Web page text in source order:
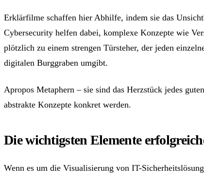
Erklärfilme schaffen hier Abhilfe, indem sie das
Cybersecurity helfen dabei, komplexe Konzepte wie
plötzlich zu einem strengen Türsteher, der jeden
digitalen Burggraben umgibt.
Apropos Metaphern – sie sind das Herzstück jedes
abstrakte Konzepte konkret werden.
Die wichtigsten Elemente
Wenn es um die Visualisierung von IT-